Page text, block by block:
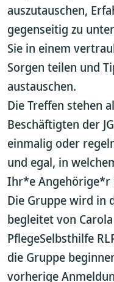
auszutauschen,
gegenseitig zu
Sie in einem
Sorgen teilen und
austauschen.
Die Treffen stehen
Beschäftigten der
einmalig oder
und egal, in
Ihr*e Angehörige*r
Die Gruppe wird in
begleitet von
PflegeSelbsthilfe
die Gruppe
vorherige